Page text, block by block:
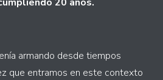
armando desde tiempos
que entramos en este contexto